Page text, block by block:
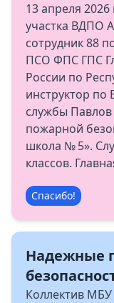
13 апреля
участка ВДПО
сотрудник 88
ПСО ФПС ГПС
России по
инструктор
службы Павлов
пожарной
школа № 5».
классов.
Спасибо!
Надежные
Коллектив